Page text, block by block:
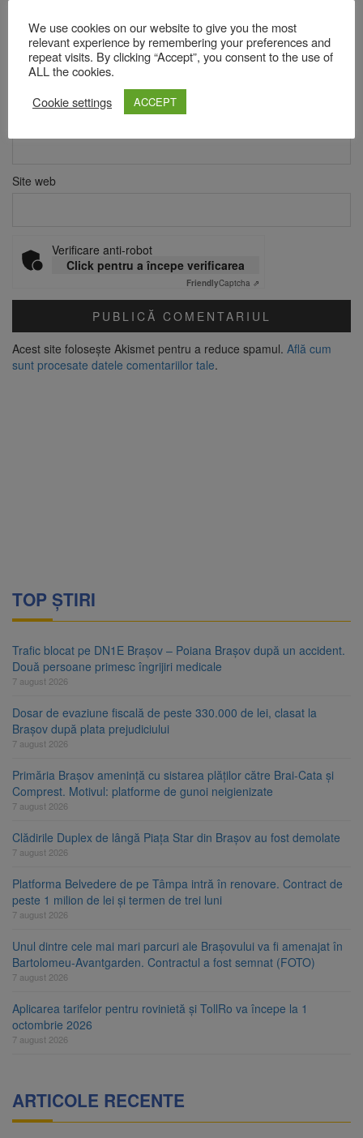
Nume*
Site web
Verificare anti-robot
Click pentru a începe verificarea
FriendlyCaptcha ⇗
Acest site folosește Akismet pentru a reduce spamul. Află cum
sunt procesate datele comentariilor tale.
TOP ȘTIRI
Trafic blocat pe DN1E Brașov – Poiana Brașov după un accident.
Două persoane primesc îngrijiri medicale
7 august 2026
Dosar de evaziune fiscală de peste 330.000 de lei, clasat la
Brașov după plata prejudiciului
7 august 2026
Primăria Brașov amenință cu sistarea plăților către Brai-Cata și
Comprest. Motivul: platforme de gunoi neigienizate
7 august 2026
Clădirile Duplex de lângă Piața Star din Brașov au fost demolate
7 august 2026
Platforma Belvedere de pe Tâmpa intră în renovare. Contract de
peste 1 milion de lei și termen de trei luni
7 august 2026
Unul dintre cele mai mari parcuri ale Brașovului va fi amenajat în
Bartolomeu-Avantgarden. Contractul a fost semnat (FOTO)
7 august 2026
Aplicarea tarifelor pentru rovinietă și TollRo va începe la 1
octombrie 2026
7 august 2026
ARTICOLE RECENTE
We use cookies on our website to give you the most
relevant experience by remembering your preferences and
repeat visits. By clicking “Accept”, you consent to the use of
ALL the cookies.
Cookie settings
ACCEPT